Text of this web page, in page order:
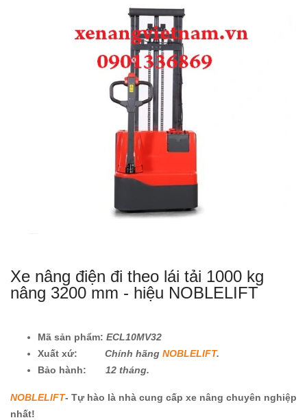
Xe nâng điện đi theo lái tải 1000 kg
nâng 3200 mm - hiệu NOBLELIFT
Mã sản phẩm: ECL10MV32
Xuất xứ: Chính hãng NOBLELIFT.
Bảo hành:
12 tháng.
NOBLELIFT- Tự hào là nhà cung cấp xe nâng chuyên nghiệp
nhất!